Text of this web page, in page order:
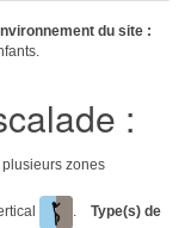
du site :
:
plusieurs zones
. Type(s) de